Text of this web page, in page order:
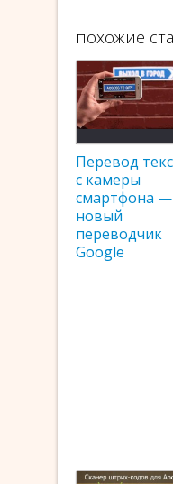
похожие
Перевод
с камеры
смартфона —
новый
переводчик
Google